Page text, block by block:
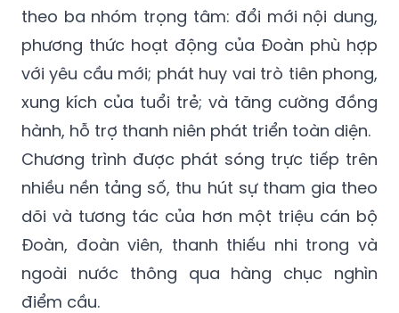
theo ba nhóm trọng tâm: đổi mới nội dung,
phương thức hoạt động của Đoàn phù hợp
với yêu cầu mới; phát huy vai trò tiên phong,
xung kích của tuổi trẻ; và tăng cường đồng
hành, hỗ trợ thanh niên phát triển toàn diện.
Chương trình được phát sóng trực tiếp trên
nhiều nền tảng số, thu hút sự tham gia theo
dõi và tương tác của hơn một triệu cán bộ
Đoàn, đoàn viên, thanh thiếu nhi trong và
ngoài nước thông qua hàng chục nghìn
điểm cầu.